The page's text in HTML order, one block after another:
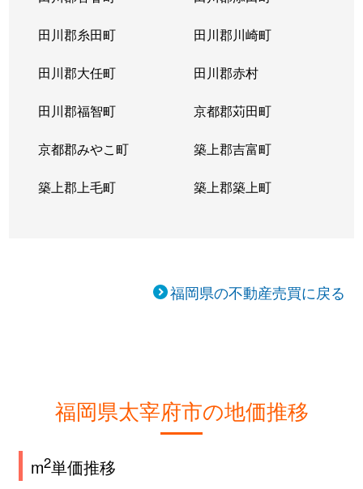
田川郡糸田町 田川郡川崎町
田川郡大任町 田川郡赤村
田川郡福智町 京都郡苅田町
京都郡みやこ町 築上郡吉富町
築上郡上毛町 築上郡築上町
福岡県の不動産売買に戻る
福岡県太宰府市の地価推移
m2単価推移